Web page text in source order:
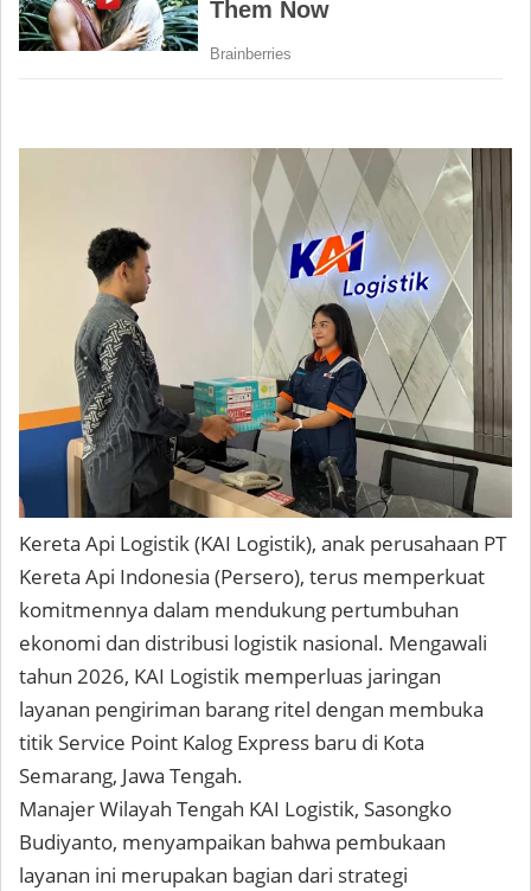
Kereta Api Logistik (KAI Logistik), anak perusahaan PT
Kereta Api Indonesia (Persero), terus memperkuat
komitmennya dalam mendukung pertumbuhan
ekonomi dan distribusi logistik nasional. Mengawali
tahun 2026, KAI Logistik memperluas jaringan
layanan pengiriman barang ritel dengan membuka
titik Service Point Kalog Express baru di Kota
Semarang, Jawa Tengah.
Manajer Wilayah Tengah KAI Logistik, Sasongko
Budiyanto, menyampaikan bahwa pembukaan
layanan ini merupakan bagian dari strategi